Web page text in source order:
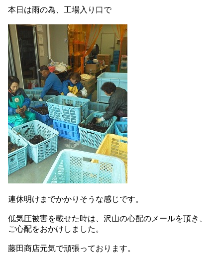
本日は雨の為、工場入り口で
連休明けまでかかりそうな感じです。
低気圧被害を載せた時は、沢山の心配のメールを頂き、
ご心配をおかけしました。
藤田商店元気で頑張っております。